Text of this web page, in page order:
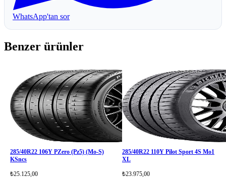
WhatsApp'tan sor
Benzer ürünler
285/40R22 106Y PZero (Pz5) (Mo-S)
KSncs
₺25.125,00
285/40R22 110Y Pilot Sport 4S Mo1
XL
₺23.975,00